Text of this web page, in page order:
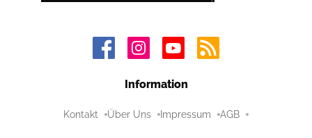
Information
Kontakt Über Uns Impressum AGB